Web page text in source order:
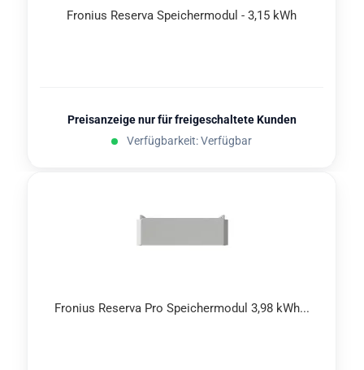
Fro­ni­us Re­ser­va Spei­cher­mo­dul - 3,15 kWh
Preisanzeige nur für freigeschaltete Kunden
Verfügbarkeit: Verfügbar
Fro­ni­us Re­ser­va Pro Spei­cher­mo­dul 3,98 kWh...